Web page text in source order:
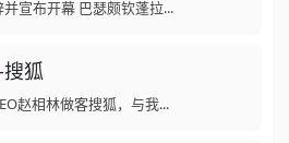
宣布开幕 巴瑟颇钦蓬拉...
狐
赵相林做客搜狐，与我...